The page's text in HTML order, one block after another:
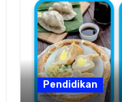
Pendidikan